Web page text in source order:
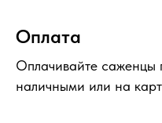
Оплата
Оплачивайте саженцы
наличными или на